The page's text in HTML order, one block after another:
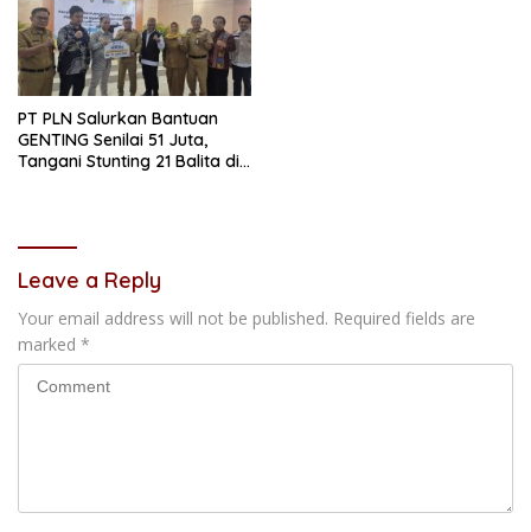
PT PLN Salurkan Bantuan
GENTING Senilai 51 Juta,
Tangani Stunting 21 Balita di
Leave a Reply
Your email address will not be published. Required fields are
marked *